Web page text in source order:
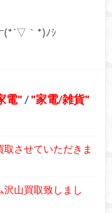
(*´▽｀*)ﾉｼ
電 / 家電/雑貨
させていただきま
山買取致しまし